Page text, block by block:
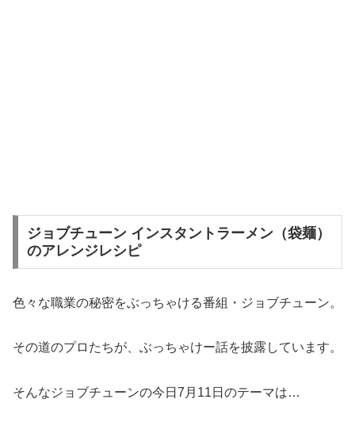
ジョブチューン インスタントラーメン（袋麺）
のアレンジレシピ
色々な職業の秘密をぶっちゃける番組・ジョブチューン。
その道のプロたちが、ぶっちゃけー話を披露しています。
そんなジョブチューンの今日7月11日のテーマは…